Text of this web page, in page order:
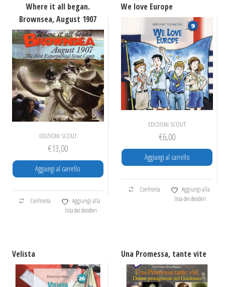
Where it all began.
Brownsea, August 1907
EDIZIONI SCOUT
€13,00
Aggiungi al carrello
Confronta
Aggiungi alla
lista dei desideri
We love Europe
EDIZIONI SCOUT
€6,00
Aggiungi al carrello
Confronta
Aggiungi alla
lista dei desideri
Velista Una Promessa, tante vite